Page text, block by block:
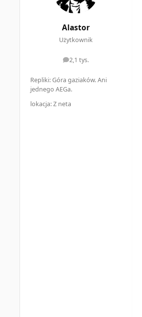
Alastor
Użytkownik
2,1 tys.
odpowiedzi
Repliki: Góra gaziaków. Ani
jednego AEGa.
lokacja: Z neta